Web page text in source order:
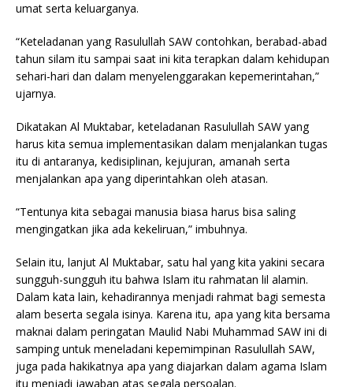
umat serta keluarganya.
“Keteladanan yang Rasulullah SAW contohkan, berabad-abad
tahun silam itu sampai saat ini kita terapkan dalam kehidupan
sehari-hari dan dalam menyelenggarakan kepemerintahan,”
ujarnya.
Dikatakan Al Muktabar, keteladanan Rasulullah SAW yang
harus kita semua implementasikan dalam menjalankan tugas
itu di antaranya, kedisiplinan, kejujuran, amanah serta
menjalankan apa yang diperintahkan oleh atasan.
“Tentunya kita sebagai manusia biasa harus bisa saling
mengingatkan jika ada kekeliruan,” imbuhnya.
Selain itu, lanjut Al Muktabar, satu hal yang kita yakini secara
sungguh-sungguh itu bahwa Islam itu rahmatan lil alamin.
Dalam kata lain, kehadirannya menjadi rahmat bagi semesta
alam beserta segala isinya. Karena itu, apa yang kita bersama
maknai dalam peringatan Maulid Nabi Muhammad SAW ini di
samping untuk meneladani kepemimpinan Rasulullah SAW,
juga pada hakikatnya apa yang diajarkan dalam agama Islam
itu menjadi jawaban atas segala persoalan.